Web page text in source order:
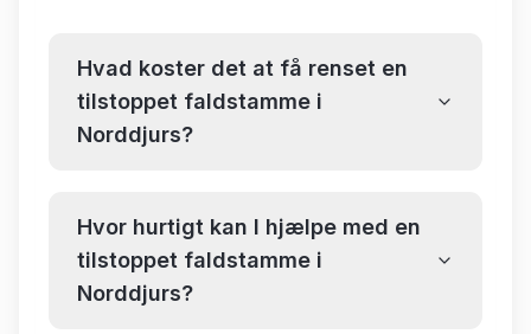
Hvad koster det at få renset en
tilstoppet faldstamme i
Norddjurs?
Hvor hurtigt kan I hjælpe med en
tilstoppet faldstamme i
Norddjurs?